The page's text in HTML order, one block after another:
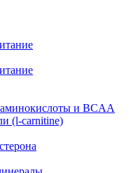
и BCAA
(l-carnitine)